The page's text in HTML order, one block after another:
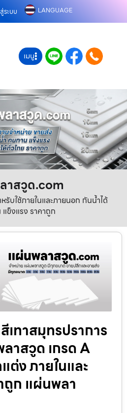
ระบบ LANGUAGE
เมนู
าสวูด.com
รับใช้ภายในและภายนอก กันน้ำได้
ข็งแรง ราคาถูก
ทาสมุทรปราการ
าสวูด เกรด A
ต่ง ภายในและ
ถูก แผ่นพลา